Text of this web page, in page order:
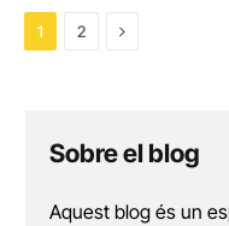
1 2 Next
Sobre el blog
Aquest blog és un